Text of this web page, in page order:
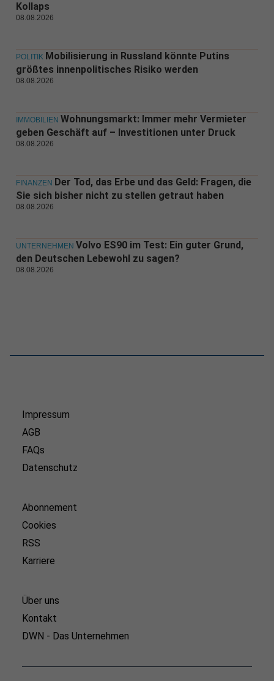
Kollaps
08.08.2026
POLITIK Mobilisierung in Russland könnte Putins
größtes innenpolitisches Risiko werden
08.08.2026
IMMOBILIEN Wohnungsmarkt: Immer mehr Vermieter
geben Geschäft auf – Investitionen unter Druck
08.08.2026
FINANZEN Der Tod, das Erbe und das Geld: Fragen, die
Sie sich bisher nicht zu stellen getraut haben
08.08.2026
UNTERNEHMEN Volvo ES90 im Test: Ein guter Grund,
den Deutschen Lebewohl zu sagen?
08.08.2026
Impressum
AGB
FAQs
Datenschutz
Abonnement
Cookies
RSS
Karriere
Über uns
Kontakt
DWN - Das Unternehmen